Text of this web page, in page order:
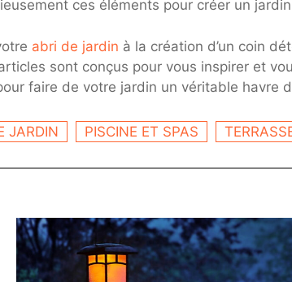
ces éléments pour créer un
abri de jardin à la création d’un coin
sont conçus pour vous inspirer et
faire de votre jardin un véritable havre
JARDIN PISCINE ET SPAS